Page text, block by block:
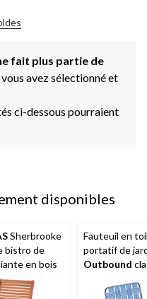
fait plus partie de
avez sélectionné et
ci-dessous pourraient
disponibles
Sherbrooke
bistro de
en bois
Fauteuil en
portatif de
Outbound